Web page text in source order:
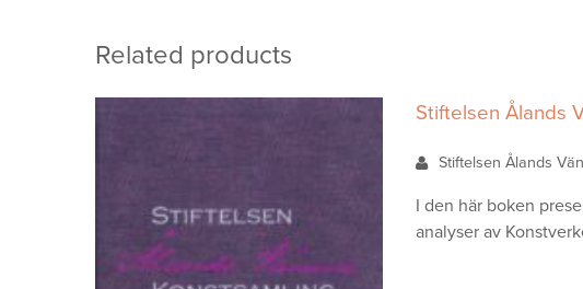
Related products
Stiftelsen Ålands
Stiftelsen Ålands
I den här boken
analyser av